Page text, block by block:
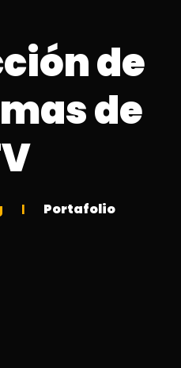
de
de
Portafolio